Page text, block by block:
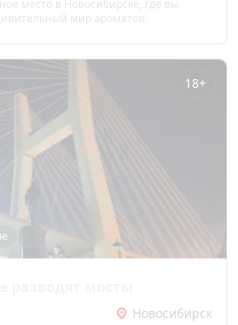
место в Новосибирске, где вы
мир ароматов.
18+
Новосибирск